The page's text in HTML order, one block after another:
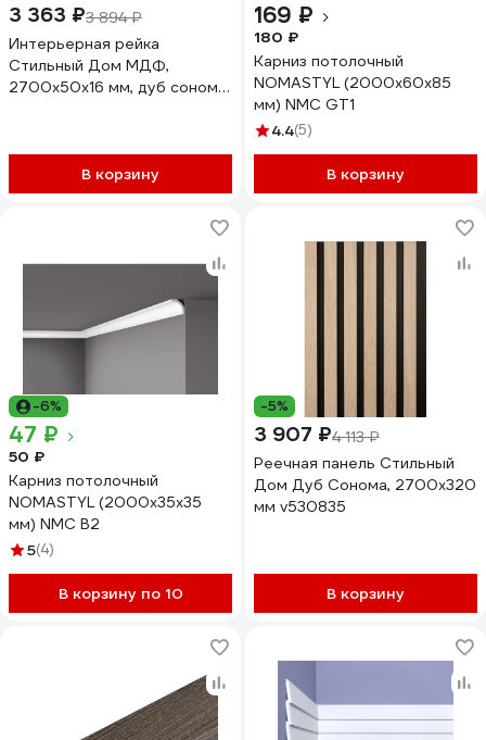
3 363 ₽3 894 ₽
Интерьерная рейка
Стильный Дом МДФ,
2700x50x16 мм, дуб сонома,
В корзину
169 ₽
180 ₽
Карниз потолочный
NOMASTYL (2000х60х85
мм) NMC GT1
4.4(5)
В корзину
-6%
47 ₽
50 ₽
Карниз потолочный
NOMASTYL (2000х35х35
мм) NMC B2
5(4)
В корзину по 10
-5%
3 907 ₽4 113 ₽
Реечная панель Стильный
Дом Дуб Сонома, 2700x320
мм v530835
В корзину